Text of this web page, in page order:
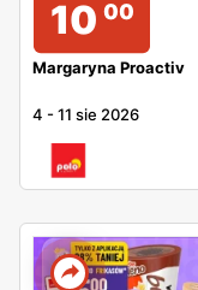
10 00
Margaryna Proactiv
4 -11 sie 2026